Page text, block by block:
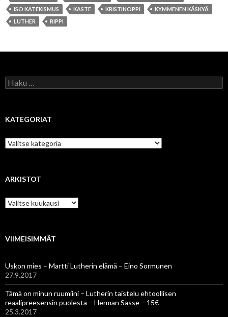
ISO KATEKISMUS
KASTE KRISTINOPPI
KYMMENEN KÄSKYÄ
LUTHER
RIPPI
Haku:
KATEGORIAT
Kategoriat
ARKISTOT
Arkistot
VIIMEISIMMÄT
Uskon mies – Martti Lutherin elämä – Eino Sormunen
27.9.2017
Tämä on minun ruumiini – Lutherin taistelu ehtoollisen
reaalipreesensin puolesta – Herman Sasse – 15€
25.3.2017